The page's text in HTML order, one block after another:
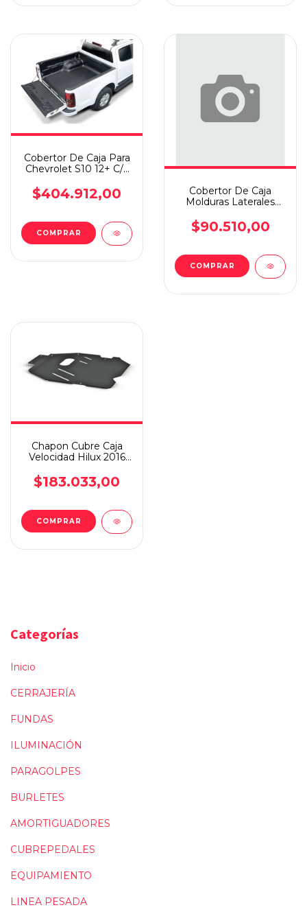
Cobertor De Caja Para
Chevrolet S10 12+ C/d
$404.912,00
Cobertor De Caja
Molduras Laterales
$90.510,00
Chapon Cubre Caja
Velocidad Hilux 2016
$183.033,00
Categorías
Inicio
CERRAJERÍA
FUNDAS
ILUMINACIÓN
PARAGOLPES
BURLETES
AMORTIGUADORES
CUBREPEDALES
EQUIPAMIENTO
LINEA PESADA